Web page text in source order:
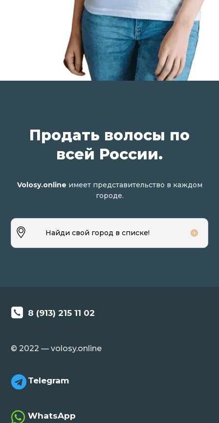
Продать волосы по
всей России.
Volosy.online имеет представительство в каждом
городе.
Найди свой город в списке!
8 (913) 215 11 02
© 2022 — volosy.online
 Telegram
 WhatsApp